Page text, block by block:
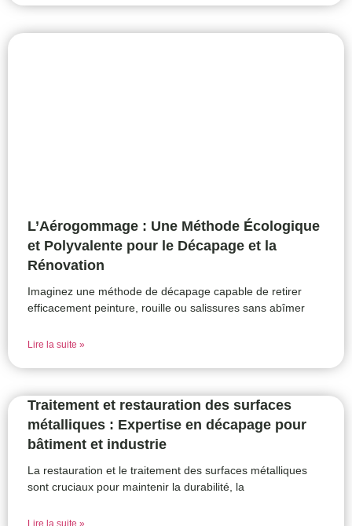
L’Aérogommage : Une Méthode Écologique
et Polyvalente pour le Décapage et la
Rénovation
Imaginez une méthode de décapage capable de retirer
efficacement peinture, rouille ou salissures sans abîmer
Lire la suite »
Traitement et restauration des surfaces
métalliques : Expertise en décapage pour
bâtiment et industrie
La restauration et le traitement des surfaces métalliques
sont cruciaux pour maintenir la durabilité, la